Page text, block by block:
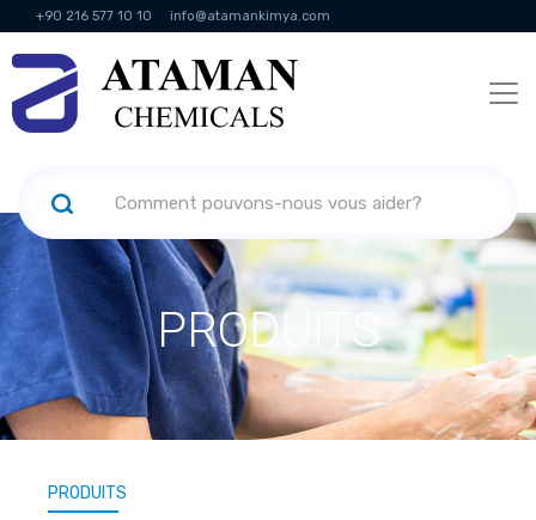
+90 216 577 10 10 info@atamankimya.com
KVKK Politikası Services de la société de l'information
humaines
PRODUITS
PRODUITS